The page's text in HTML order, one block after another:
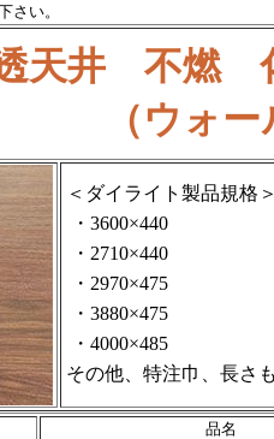
さい。
天井 不燃
（ウォ
＜ダイライト製品規格
・3600×440
・2710×440
・2970×475
・3880×475
・4000×485
その他、特注巾、長さ
品名